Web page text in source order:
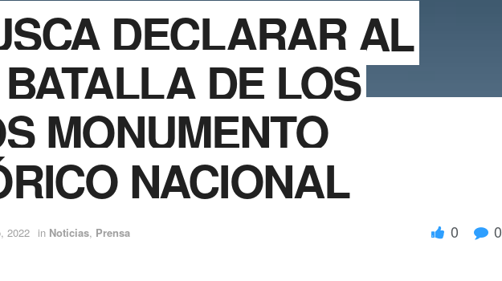
DECLARAR AL
DE LOS
MONUMENTO
NACIONAL
2022 in Noticias, Prensa 0 0